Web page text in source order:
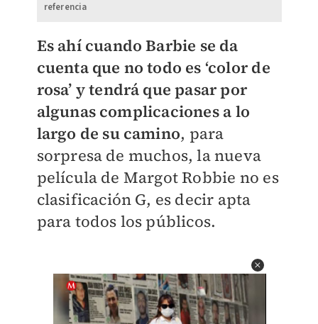
referencia
Es ahí cuando Barbie se da
cuenta que no todo es ‘color de
rosa’ y tendrá que pasar por
algunas complicaciones a lo
largo de su camino, para
sorpresa de muchos, la nueva
película de Margot Robbie no es
clasificación G, es decir apta
para todos los públicos.